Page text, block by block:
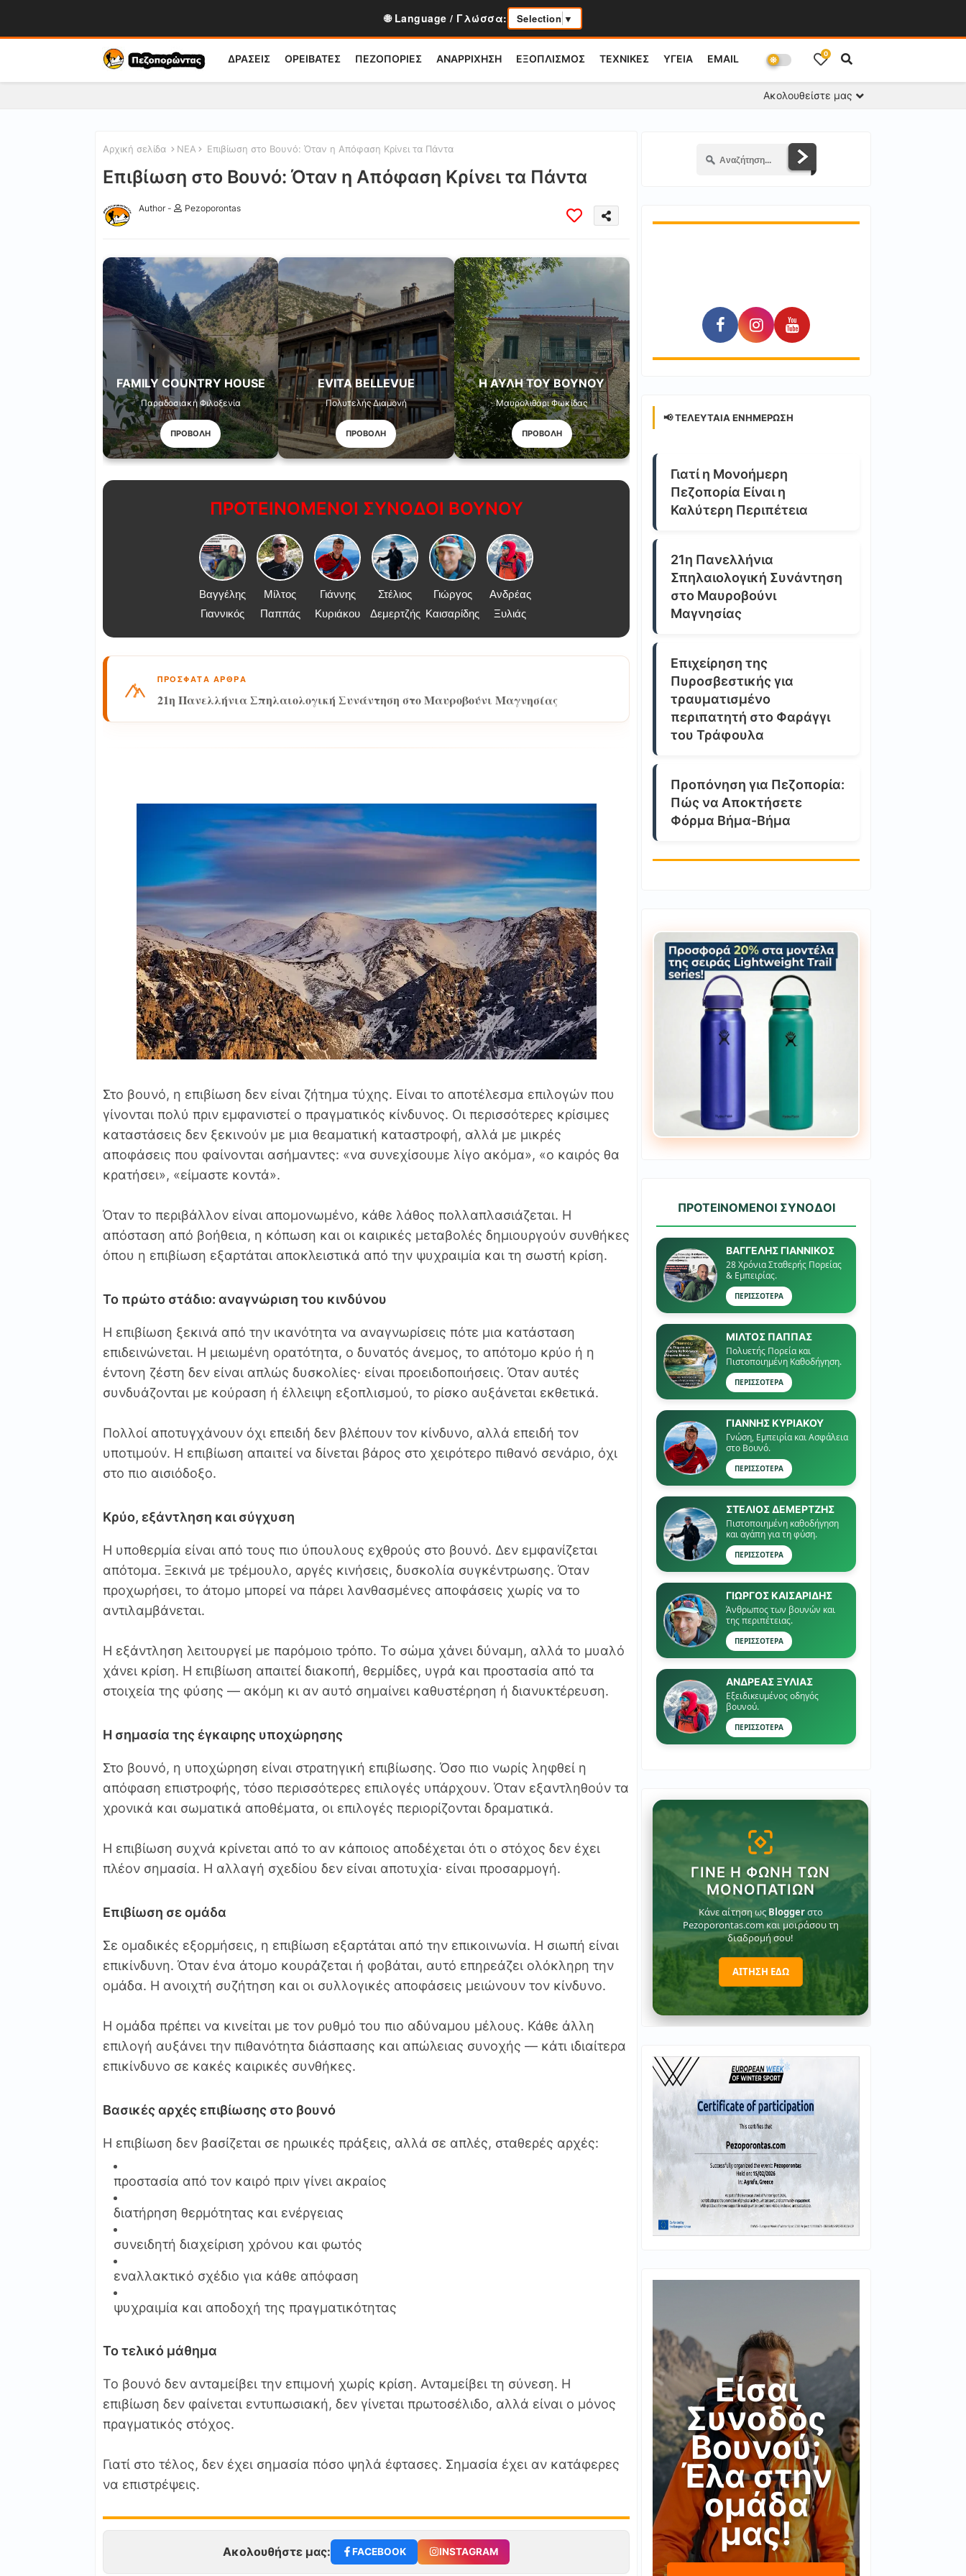
🌐 Language / Γλώσσα: Selection ▼
ΔΡΑΣΕΙΣ ΟΡΕΙΒΑΤΕΣ ΠΕΖΟΠΟΡΙΕΣ ΑΝΑΡΡΙΧΗΣΗ ΕΞΟΠΛΙΣΜΟΣ ΤΕΧΝΙΚΕΣ ΥΓΕΙΑ EMAIL 0
Ακολουθείστε μας
Αρχική σελίδα ΝΕΑ Επιβίωση στο Βουνό: Όταν η Απόφαση Κρίνει τα Πάντα
Επιβίωση στο Βουνό: Όταν η Απόφαση Κρίνει τα Πάντα
Author - Pezoporontas
FAMILY COUNTRY HOUSE
Παραδοσιακή Φιλοξενία
ΠΡΟΒΟΛΗ
EVITA BELLEVUE
Πολυτελής Διαμονή
ΠΡΟΒΟΛΗ
Η ΑΥΛΉ ΤΟΥ ΒΟΥΝΟΎ
Μαυρολιθάρι Φωκίδας
ΠΡΟΒΟΛΗ
ΠΡΟΤΕΙΝΟΜΕΝΟΙ ΣΥΝΟΔΟΙ ΒΟΥΝΟΥ
Βαγγέλης
Γιαννικός
Μίλτος
Παππάς
Γιάννης
Κυριάκου
Στέλιος
Δεμερτζής
Γιώργος
Καισαρίδης
Ανδρέας
Ξυλιάς
ΠΡΟΣΦΑΤΑ ΑΡΘΡΑ
21η Πανελλήνια Σπηλαιολογική Συνάντηση στο Μαυροβούνι Μαγνησίας
Στο βουνό, η επιβίωση δεν είναι ζήτημα τύχης. Είναι το αποτέλεσμα επιλογών που
γίνονται πολύ πριν εμφανιστεί ο πραγματικός κίνδυνος. Οι περισσότερες κρίσιμες
καταστάσεις δεν ξεκινούν με μια θεαματική καταστροφή, αλλά με μικρές
αποφάσεις που φαίνονται ασήμαντες: «να συνεχίσουμε λίγο ακόμα», «ο καιρός θα
κρατήσει», «είμαστε κοντά».
Όταν το περιβάλλον είναι απομονωμένο, κάθε λάθος πολλαπλασιάζεται. Η
απόσταση από βοήθεια, η κόπωση και οι καιρικές μεταβολές δημιουργούν συνθήκες
όπου η επιβίωση εξαρτάται αποκλειστικά από την ψυχραιμία και τη σωστή κρίση.
Το πρώτο στάδιο: αναγνώριση του κινδύνου
Η επιβίωση ξεκινά από την ικανότητα να αναγνωρίσεις πότε μια κατάσταση
επιδεινώνεται. Η μειωμένη ορατότητα, ο δυνατός άνεμος, το απότομο κρύο ή η
έντονη ζέστη δεν είναι απλώς δυσκολίες· είναι προειδοποιήσεις. Όταν αυτές
συνδυάζονται με κούραση ή έλλειψη εξοπλισμού, το ρίσκο αυξάνεται εκθετικά.
Πολλοί αποτυγχάνουν όχι επειδή δεν βλέπουν τον κίνδυνο, αλλά επειδή τον
υποτιμούν. Η επιβίωση απαιτεί να δίνεται βάρος στο χειρότερο πιθανό σενάριο, όχι
στο πιο αισιόδοξο.
Κρύο, εξάντληση και σύγχυση
Η υποθερμία είναι από τους πιο ύπουλους εχθρούς στο βουνό. Δεν εμφανίζεται
απότομα. Ξεκινά με τρέμουλο, αργές κινήσεις, δυσκολία συγκέντρωσης. Όταν
προχωρήσει, το άτομο μπορεί να πάρει λανθασμένες αποφάσεις χωρίς να το
αντιλαμβάνεται.
Η εξάντληση λειτουργεί με παρόμοιο τρόπο. Το σώμα χάνει δύναμη, αλλά το μυαλό
χάνει κρίση. Η επιβίωση απαιτεί διακοπή, θερμίδες, υγρά και προστασία από τα
στοιχεία της φύσης — ακόμη κι αν αυτό σημαίνει καθυστέρηση ή διανυκτέρευση.
Η σημασία της έγκαιρης υποχώρησης
Στο βουνό, η υποχώρηση είναι στρατηγική επιβίωσης. Όσο πιο νωρίς ληφθεί η
απόφαση επιστροφής, τόσο περισσότερες επιλογές υπάρχουν. Όταν εξαντληθούν τα
χρονικά και σωματικά αποθέματα, οι επιλογές περιορίζονται δραματικά.
Η επιβίωση συχνά κρίνεται από το αν κάποιος αποδέχεται ότι ο στόχος δεν έχει
πλέον σημασία. Η αλλαγή σχεδίου δεν είναι αποτυχία· είναι προσαρμογή.
Επιβίωση σε ομάδα
Σε ομαδικές εξορμήσεις, η επιβίωση εξαρτάται από την επικοινωνία. Η σιωπή είναι
επικίνδυνη. Όταν ένα άτομο κουράζεται ή φοβάται, αυτό επηρεάζει ολόκληρη την
ομάδα. Η ανοιχτή συζήτηση και οι συλλογικές αποφάσεις μειώνουν τον κίνδυνο.
Η ομάδα πρέπει να κινείται με τον ρυθμό του πιο αδύναμου μέλους. Κάθε άλλη
επιλογή αυξάνει την πιθανότητα διάσπασης και απώλειας συνοχής — κάτι ιδιαίτερα
επικίνδυνο σε κακές καιρικές συνθήκες.
Βασικές αρχές επιβίωσης στο βουνό
Η επιβίωση δεν βασίζεται σε ηρωικές πράξεις, αλλά σε απλές, σταθερές αρχές:
προστασία από τον καιρό πριν γίνει ακραίος
διατήρηση θερμότητας και ενέργειας
συνειδητή διαχείριση χρόνου και φωτός
εναλλακτικό σχέδιο για κάθε απόφαση
ψυχραιμία και αποδοχή της πραγματικότητας
Το τελικό μάθημα
Το βουνό δεν ανταμείβει την επιμονή χωρίς κρίση. Ανταμείβει τη σύνεση. Η
επιβίωση δεν φαίνεται εντυπωσιακή, δεν γίνεται πρωτοσέλιδο, αλλά είναι ο μόνος
πραγματικός στόχος.
Γιατί στο τέλος, δεν έχει σημασία πόσο ψηλά έφτασες. Σημασία έχει αν κατάφερες
να επιστρέψεις.
Ακολουθήστε μας: FACEBOOK INSTAGRAM
📢 ΤΕΛΕΥΤΑΊΑ ΕΝΗΜΈΡΩΣΗ
Γιατί η Μονοήμερη
Πεζοπορία Είναι η
Καλύτερη Περιπέτεια
21η Πανελλήνια
Σπηλαιολογική Συνάντηση
στο Μαυροβούνι
Μαγνησίας
Επιχείρηση της
Πυροσβεστικής για
τραυματισμένο
περιπατητή στο Φαράγγι
του Τράφουλα
Προπόνηση για Πεζοπορία:
Πώς να Αποκτήσετε
Φόρμα Βήμα-Βήμα
ΠΡΟΤΕΙΝΟΜΕΝΟΙ ΣΥΝΟΔΟΙ
ΒΑΓΓΕΛΗΣ ΓΙΑΝΝΙΚΟΣ
28 Χρόνια Σταθερής Πορείας
& Εμπειρίας.
ΠΕΡΙΣΣΟΤΕΡΑ
ΜΙΛΤΟΣ ΠΑΠΠΑΣ
Πολυετής Πορεία και
Πιστοποιημένη Καθοδήγηση.
ΠΕΡΙΣΣΟΤΕΡΑ
ΓΙΑΝΝΗΣ ΚΥΡΙΑΚΟΥ
Γνώση, Εμπειρία και Ασφάλεια
στο Βουνό.
ΠΕΡΙΣΣΟΤΕΡΑ
ΣΤΕΛΙΟΣ ΔΕΜΕΡΤΖΗΣ
Πιστοποιημένη καθοδήγηση
και αγάπη για τη φύση.
ΠΕΡΙΣΣΟΤΕΡΑ
ΓΙΏΡΓΟΣ ΚΑΙΣΑΡΙΔΗΣ
Άνθρωπος των βουνών και
της περιπέτειας.
ΠΕΡΙΣΣΟΤΕΡΑ
ΑΝΔΡΕΑΣ ΞΥΛΙΑΣ
Εξειδικευμένος οδηγός
βουνού.
ΠΕΡΙΣΣΟΤΕΡΑ
ΓΊΝΕ Η ΦΩΝΉ ΤΩΝ
ΜΟΝΟΠΑΤΙΏΝ
Κάνε αίτηση ως Bloggerστο
Pezoporontas.com και μοιράσου τη
διαδρομή σου!
ΑΙΤΗΣΗ ΕΔΩ
Είσαι
Συνοδός
Βουνού;
Έλα στην
ομάδα
μας!